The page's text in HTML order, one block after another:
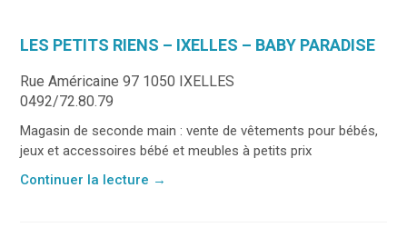
LES PETITS RIENS – IXELLES – BABY PARADISE
Rue Américaine 97 1050 IXELLES
0492/72.80.79
Magasin de seconde main : vente de vêtements pour bébés,
jeux et accessoires bébé et meubles à petits prix
Continuer la lecture →